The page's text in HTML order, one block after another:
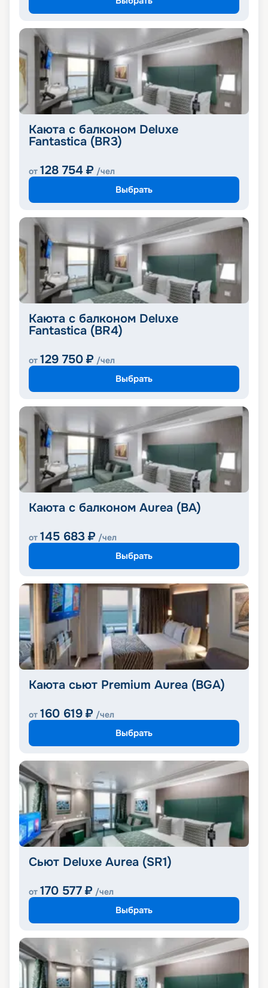
Каюта с балконом Deluxe
Fantastica (BR3)
от 128 754 ₽ /чел
Выбрать
Каюта с балконом Deluxe
Fantastica (BR4)
от 129 750 ₽ /чел
Выбрать
Каюта с балконом Aurea (BA)
от 145 683 ₽ /чел
Выбрать
Каюта сьют Premium Aurea (BGA)
от 160 619 ₽ /чел
Выбрать
Сьют Deluxe Aurea (SR1)
от 170 577 ₽ /чел
Выбрать